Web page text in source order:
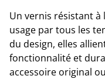
Un vernis résistant à
usage par tous les
du design, elles
fonctionnalité et
accessoire original